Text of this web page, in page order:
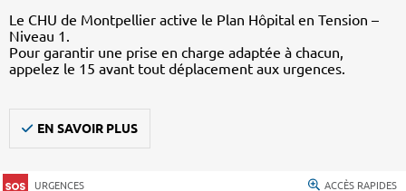
Le CHU de Montpellier active le Plan Hôpital en Tension –
Niveau 1.
Pour garantir une prise en charge adaptée à chacun,
appelez le 15 avant tout déplacement aux urgences.
EN SAVOIR PLUS
URGENCES ACCÈS RAPIDES